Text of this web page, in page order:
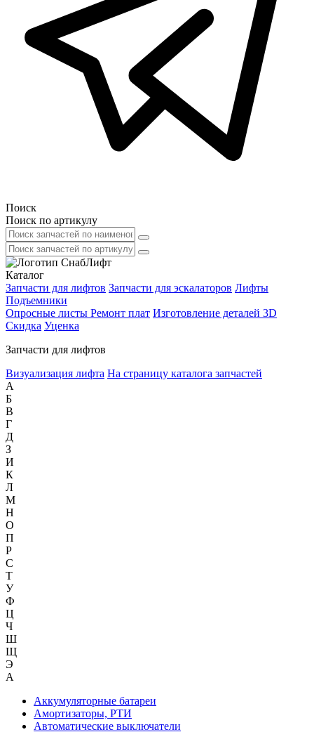
Поиск
Поиск по артикулу
Каталог
Запчасти для лифтов Запчасти для эскалаторов Лифты
Подъемники
Опросные листы Ремонт плат Изготовление деталей 3D
Скидка Уценка
Запчасти для лифтов
Визуализация лифта На страницу каталога запчастей
А
Б
В
Г
Д
З
И
К
Л
М
Н
О
П
Р
С
Т
У
Ф
Ц
Ч
Ш
Щ
Э
А
Аккумуляторные батареи
Амортизаторы, РТИ
Автоматические выключатели